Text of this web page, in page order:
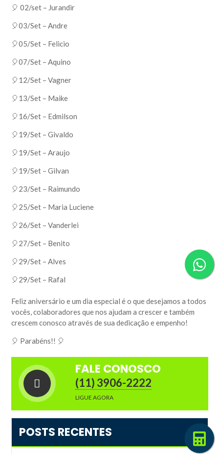
🎈 02/set – Jurandir
🎈03/Set – Andre
🎈05/Set – Felicio
🎈07/Set – Aquino
🎈12/Set – Vagner
🎈13/Set – Maike
🎈16/Set – Edmilson
🎈19/Set – Givaldo
🎈19/Set – Araujo
🎈19/Set – Gilvan
🎈23/Set – Raimundo
🎈25/Set – Maria Luciene
🎈26/Set – Vanderlei
🎈27/Set – Benito
🎈29/Set – Alves
🎈29/Set – Rafal
Feliz aniversário e um dia especial é o que desejamos a todos
vocês, colaboradores que nos ajudam a crescer e também
crescem conosco através de sua dedicação e empenho!
🎈 Parabéns!! 🎈
FALE CONOSCO
(11) 3906-2222
LIGUE AGORA
POSTS RECENTES